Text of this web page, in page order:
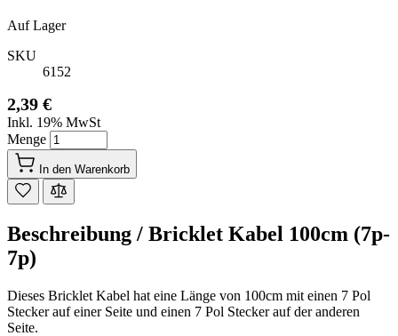
Auf Lager
SKU
6152
2,39 €
Inkl. 19% MwSt
Menge
In den Warenkorb
Beschreibung / Bricklet Kabel 100cm (7p-
7p)
Dieses Bricklet Kabel hat eine Länge von 100cm mit einen 7 Pol
Stecker auf einer Seite und einen 7 Pol Stecker auf der anderen
Seite.